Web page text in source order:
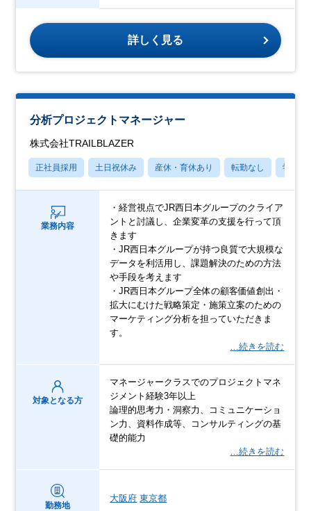
詳しく見る
分析プロジェクトマネージャー
株式会社TRAILBLAZER
正社員採用 土日祝休み 産休・育休あり 転勤なし 学歴不
業務内容
・経営視点でJR西日本グループのクライア
ントと討議し、企業変革の支援を行って頂
きます
・JR西日本グループが持つ良質で大規模な
データを利活用し、課題解決のための方法
や手段を考えます
・JR西日本グループ全体の顧客価値創出・
拡大にむけた戦略策定・施策立案のための
マーケティング分析を担っていただきま
す。
…続きを読む
対象となる方
マネージャークラスでのプロジェクトマネ
ジメント経験3年以上
論理的思考力・洞察力、コミュニケーショ
ン力、資料作成等、コンサルティングの基
礎的能力
…続きを読む
勤務地
大阪府 東京都